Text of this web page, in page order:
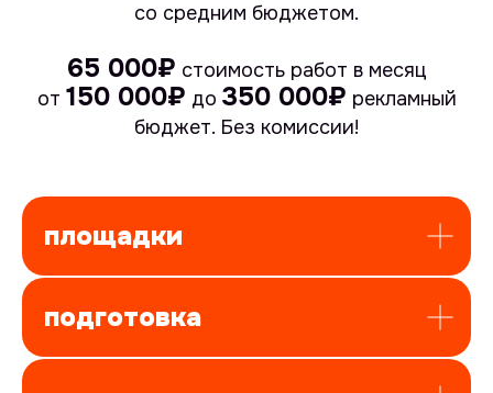
со средним бюджетом.
65 000₽ стоимость работ в месяц
от 150 000₽ до 350 000₽ рекламный
бюджет. Без комиссии!
площадки
подготовка